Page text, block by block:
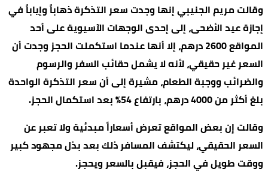
وقالت مريم الجنيبي إنها وجدت سعر التذكرة ذهاباً وإياباً في
إجازة عيد الأضحى، إلى إحدى الوجهات الآسيوية على أحد
المواقع 2600 درهم، إلا أنها عندما استكملت الحجز وجدت أن
السعر غير حقيقي، لأنه لا يشمل حقائب السفر والرسوم
والضرائب ووجبة الطعام، مشيرة إلى أن سعر التذكرة الواحدة
بلغ أكثر من 4000 درهم، بارتفاع 54% بعد استكمال الحجز.
وقالت إن بعض المواقع تعرض أسعاراً مبدئية ولا تعبر عن
السعر الحقيقي، ليكتشف المسافر ذلك بعد بذل مجهود كبير
ووقت طويل في الحجز، فيقبل بالسعر ويحجز.